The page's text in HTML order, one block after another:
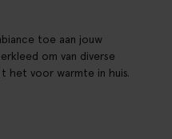
toe aan jouw
om van diverse
het voor warmte in huis.